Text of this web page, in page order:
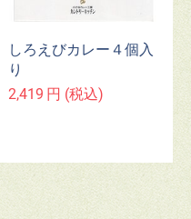
しろえびカレー４個入
り
2,419 円 (税込)